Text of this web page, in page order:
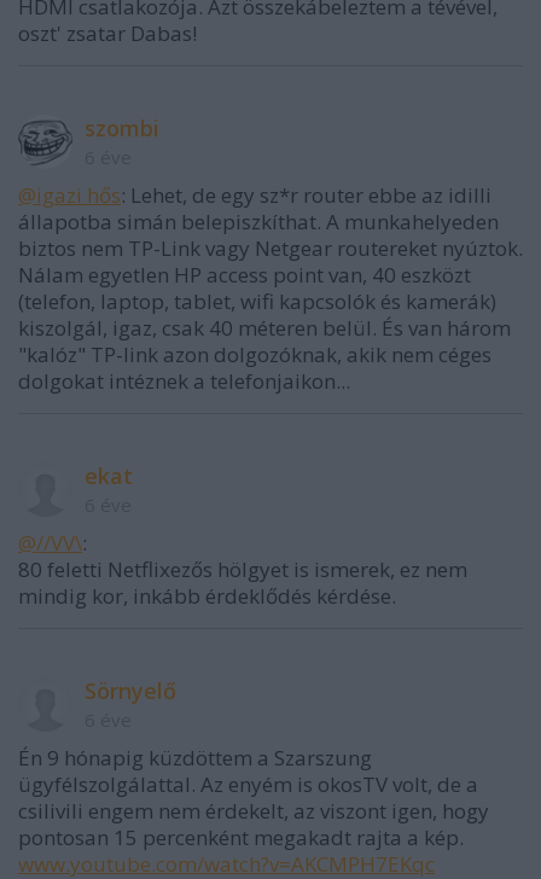
HDMI csatlakozója. Azt összekábeleztem a tévével,
oszt' zsatar Dabas!
szombi
@igazi hős: Lehet, de egy sz*r router ebbe az idilli
állapotba simán belepiszkíthat. A munkahelyeden
biztos nem TP-Link vagy Netgear routereket nyúztok.
Nálam egyetlen HP access point van, 40 eszközt
(telefon, laptop, tablet, wifi kapcsolók és kamerák)
kiszolgál, igaz, csak 40 méteren belül. És van három
"kalóz" TP-link azon dolgozóknak, akik nem céges
dolgokat intéznek a telefonjaikon...
ekat
@//VV\:
80 feletti Netflixezős hölgyet is ismerek, ez nem
mindig kor, inkább érdeklődés kérdése.
Sörnyelő
Én 9 hónapig küzdöttem a Szarszung
ügyfélszolgálattal. Az enyém is okosTV volt, de a
csilivili engem nem érdekelt, az viszont igen, hogy
pontosan 15 percenként megakadt rajta a kép.
www.youtube.com/watch?v=AKCMPH7EKqc